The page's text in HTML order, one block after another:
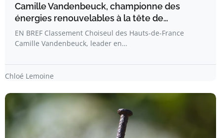
Camille Vandenbeuck, championne des
énergies renouvelables à la tête de…
EN BREF Classement Choiseul des Hauts-de-France
Camille Vandenbeuck, leader en…
Chloé Lemoine